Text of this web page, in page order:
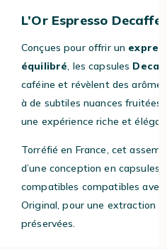
L’Or Espresso
Conçues pour offrir un
équilibré, les capsules
caféine et révèlent des
à de subtiles nuances fruitées
une expérience riche et
Torréfié en France, cet
d’une conception en capsules
compatibles compatibles avec
Original, pour une extraction
préservées.